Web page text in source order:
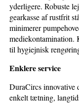
yderligere. Robuste
gearkasse af rustfrit
minimerer
mediekontamination.
til hygiejnisk
Enklere service
DuraCircs innovative
enkelt tætning,